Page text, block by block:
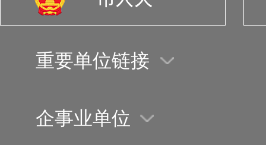
重要单位链接
企事业单位